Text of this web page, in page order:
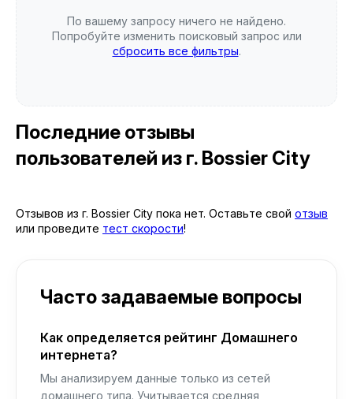
По вашему запросу ничего не найдено.
Попробуйте изменить поисковый запрос или
сбросить все фильтры.
Последние отзывы
пользователей из г. Bossier City
Отзывов из г. Bossier City пока нет. Оставьте свой отзыв
или проведите тест скорости!
Часто задаваемые вопросы
Как определяется рейтинг Домашнего
интернета?
Мы анализируем данные только из сетей
домашнего типа. Учитывается средняя